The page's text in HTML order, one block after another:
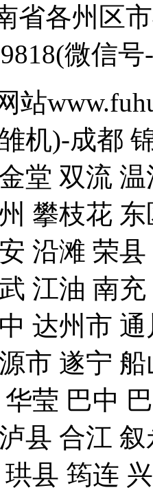
省各州区
微信
站
机)-成都
堂 双流
攀枝花
沿滩 荣
江油 南
达州市
市 遂宁
莹 巴中
县 合江
县 筠连